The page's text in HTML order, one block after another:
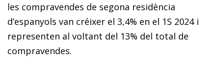
les compravendes de segona residència
d’espanyols van créixer el 3,4% en el 1S 2024 i
representen al voltant del 13% del total de
compravendes.